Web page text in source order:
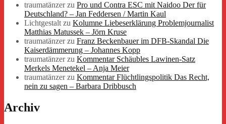
traumatänzerzu Pro und Contra ESC mit Naidoo Der für
Deutschland? – Jan Feddersen / Martin Kaul
Lichtgestaltzu Kolumne Liebeserklärung Problemjournalist
Matthias Matussek – Jörn Kruse
traumatänzerzu Franz Beckenbauer im DFB-Skandal Die
Kaiserdämmerung – Johannes Kopp
traumatänzerzu Kommentar Schäubles Lawinen-Satz
Merkels Menetekel – Anja Meier
traumatänzerzu Kommentar Flüchtlingspolitik Das Recht,
nein zu sagen – Barbara Dribbusch
Archiv